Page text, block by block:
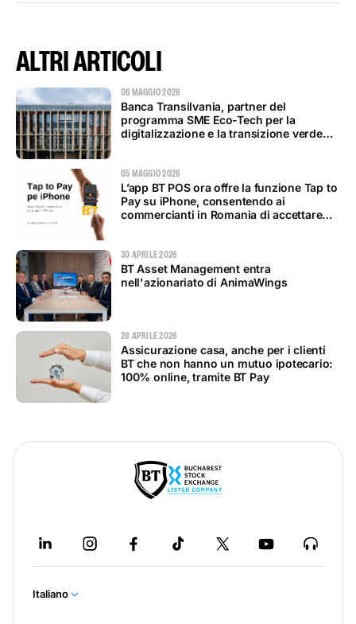
ALTRI ARTICOLI
06 MAGGIO 2026
Banca Transilvania, partner del
programma SME Eco-Tech per la
digitalizzazione e la transizione verde
05 MAGGIO 2026
L’app BT POS ora offre la funzione Tap to
Pay su iPhone, consentendo ai
commercianti in Romania di accettare
30 APRILE 2026
BT Asset Management entra
nell'azionariato di AnimaWings
28 APRILE 2026
Assicurazione casa, anche per i clienti
BT che non hanno un mutuo ipotecario:
100% online, tramite BT Pay
Italiano